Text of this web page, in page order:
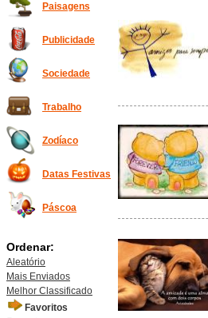
Paisagens
Publicidade
Sociedade
Trabalho
Zodíaco
Datas Festivas
Páscoa
Ordenar:
Aleatório
Mais Enviados
Melhor Classificado
Favoritos